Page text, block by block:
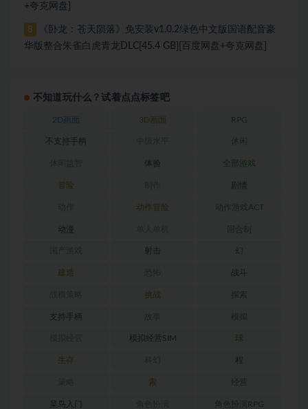
+夸克网盘]
8
《卧龙：苍天陨落》免安装v1.0.2绿色中文版国语配音豪
华版整合朱雀白虎青龙DLC[45.4 GB][百度网盘+夸克网盘]
不知道玩什么？试着点点标签吧
2D画面 3D画面 RPG
不支持手柄 休闲
体验 全部游戏
冒险 剧情
动作冒险 动作游戏ACT
动漫 回合制
射击 幻
建造 战斗
挑战 探索
支持手柄 模拟
模拟经营SIM 球
生存 程
索 经营
菜鸟入门 角色扮演RPG